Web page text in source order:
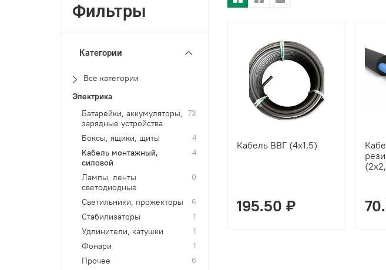
Кабель ВВГ (4х1,5)
195.50 ₽
Фильтры
Категории
Все категории
Электрика
Батарейки, аккумуляторы,
зарядные устройства
73
Боксы, ящики, щиты 4
Кабель монтажный,
силовой
4
Лампы, ленты
светодиодные
0
Светильники, прожекторы 6
Стабилизаторы 1
Удлинители, катушки 1
Фонари 1
Прочее 6